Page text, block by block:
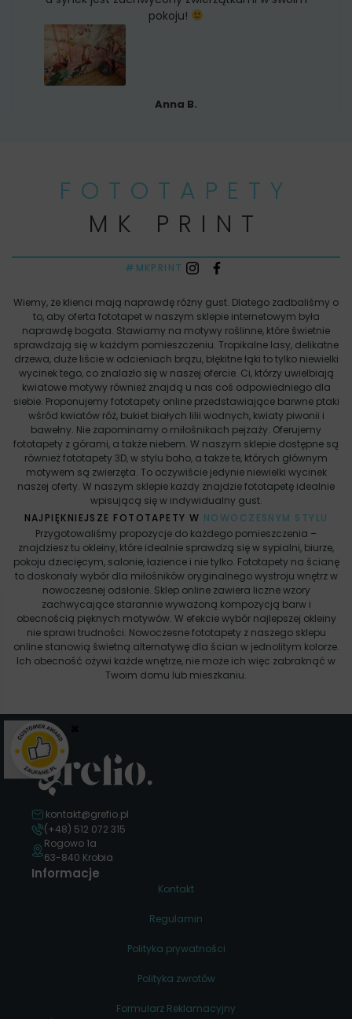
pokoju!
Anna B.
FOTOTAPETY
MK PRINT
#MKPRINT
Wiemy, że klienci mają naprawdę różny gust. Dlatego zadbaliśmy o
to, aby oferta fototapet w naszym sklepie internetowym była
naprawdę bogata. Stawiamy na motywy roślinne, które świetnie
sprawdzają się w każdym pomieszczeniu. Tropikalne lasy, delikatne
drzewa, duże liście w odcieniach brązu, błękitne łąki to tylko niewielki
wycinek tego, co znalazło się w naszej ofercie. Ci, którzy uwielbiają
kwiatowe motywy również znajdą u nas coś odpowiedniego dla
siebie. Proponujemy fototapety online przedstawiające barwne ptaki
wśród kwiatów róż, bukiet białych lilii wodnych, kwiaty piwonii i
bawełny. Nie zapominamy o miłośnikach pejzaży. Oferujemy
fototapety z górami, a także niebem. W naszym sklepie dostępne są
również fototapety 3D, w stylu boho, a także te, których głównym
motywem są zwierzęta. To oczywiście jedynie niewielki wycinek
naszej oferty. W naszym sklepie każdy znajdzie fototapetę idealnie
wpisującą się w indywidualny gust.
NAJPIĘKNIEJSZE FOTOTAPETY W NOWOCZESNYM STYLU
Przygotowaliśmy propozycje do każdego pomieszczenia –
znajdziesz tu okleiny, które idealnie sprawdzą się w sypialni, biurze,
pokoju dziecięcym, salonie, łazience i nie tylko. Fototapety na ścianę
to doskonały wybór dla miłośników oryginalnego wystroju wnętrz w
nowoczesnej odsłonie. Sklep online zawiera liczne wzory
zachwycające starannie wyważoną kompozycją barw i
obecnością pięknych motywów. W efekcie wybór najlepszej okleiny
nie sprawi trudności. Nowoczesne fototapety z naszego sklepu
online stanowią świetną alternatywę dla ścian w jednolitym kolorze.
Ich obecność ożywi każde wnętrze, nie może ich więc zabraknąć w
Twoim domu lub mieszkaniu.
kontakt@grefio.pl
(+48) 512 072 315
Rogowo 1a
63-840 Krobia
Informacje
Kontakt
Regulamin
Polityka prywatności
Polityka zwrotów
Formularz Reklamacyjny